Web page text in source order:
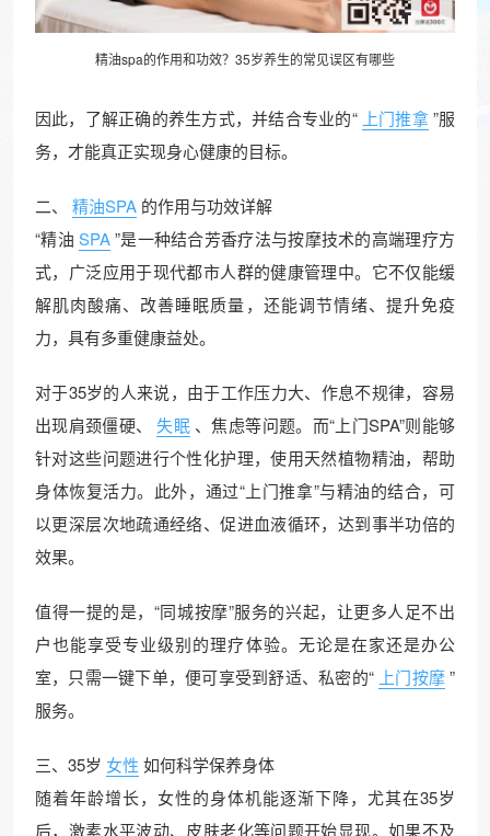
精油spa的作用和功效？35岁养生的常见误区有哪些
因此，了解正确的养生方式，并结合专业的“ 上门推拿 ”服
务，才能真正实现身心健康的目标。
二、 精油SPA 的作用与功效详解
“精油 SPA”是一种结合芳香疗法与按摩技术的高端理疗方
式，广泛应用于现代都市人群的健康管理中。它不仅能缓
解肌肉酸痛、改善睡眠质量，还能调节情绪、提升免疫
力，具有多重健康益处。
对于35岁的人来说，由于工作压力大、作息不规律，容易
出现肩颈僵硬、
失眠 、焦虑等问题。而“上门SPA”则能够
针对这些问题进行个性化护理，使用天然植物精油，帮助
身体恢复活力。此外，通过“上门推拿”与精油的结合，可
以更深层次地疏通经络、促进血液循环，达到事半功倍的
效果。
值得一提的是，“同城按摩”服务的兴起，让更多人足不出
户也能享受专业级别的理疗体验。无论是在家还是办公
室，只需一键下单，便可享受到舒适、私密的“ 上门按摩”
服务。
三、35岁 女性 如何科学保养身体
随着年龄增长，女性的身体机能逐渐下降，尤其在35岁
后，激素水平波动、皮肤老化等问题开始显现。如果不及